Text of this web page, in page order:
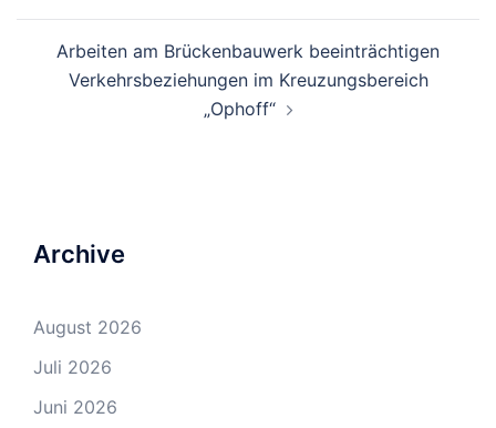
Arbeiten am Brückenbauwerk beeinträchtigen
Verkehrsbeziehungen im Kreuzungsbereich
„Ophoff“
Archive
August 2026
Juli 2026
Juni 2026